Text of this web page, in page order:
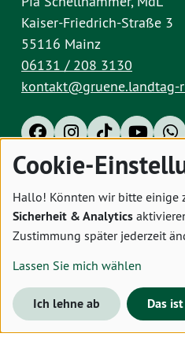
Kaiser-Friedrich-Straße 3
55116 Mainz
06131 / 208 3130
kontakt@gruene.landtag-
Impressum Datenschutz
Cookie-
Hallo! Könnten wir bitte einige
Sicherheit & Analytics
Zustimmung später jederzeit
Lassen Sie mich wählen
Ich lehne ab Das